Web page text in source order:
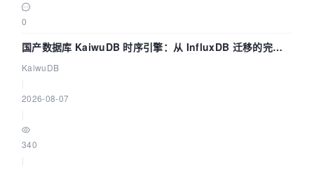
0
国产数据库 KaiwuDB 时序引擎：从 InfluxDB 迁移的完整
技术路径
KaiwuDB
2026-08-07
340